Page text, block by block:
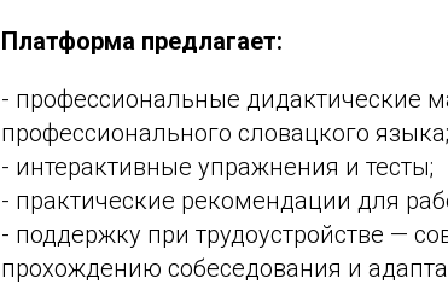
Платформа предлагает:
- профессиональные дидактические
профессионального словацкого языка;
- интерактивные упражнения и тесты;
- практические рекомендации для
- поддержку при трудоустройстве —
прохождению собеседования и